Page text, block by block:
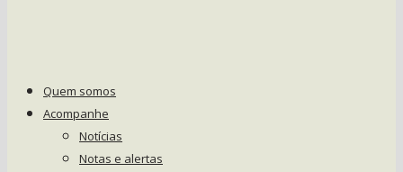
Quem somos
Acompanhe
Notícias
Notas e alertas